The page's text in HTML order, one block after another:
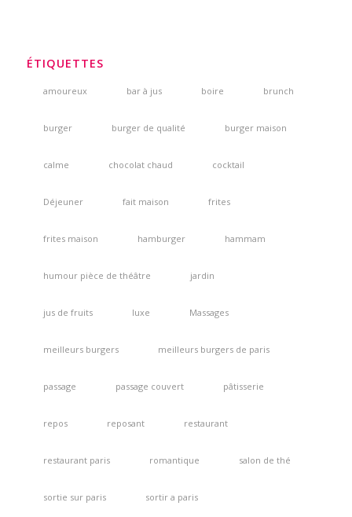
ÉTIQUETTES
amoureux bar à jus boire brunch
burger burger de qualité burger maison
calme chocolat chaud cocktail
Déjeuner fait maison frites
frites maison hamburger hammam
humour pièce de théâtre jardin
jus de fruits luxe Massages
meilleurs burgers meilleurs burgers de paris
passage passage couvert pâtisserie
repos reposant restaurant
restaurant paris romantique salon de thé
sortie sur paris sortir a paris